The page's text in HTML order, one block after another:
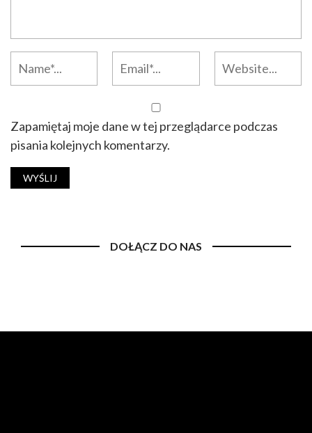
Zapamiętaj moje dane w tej przeglądarce podczas
pisania kolejnych komentarzy.
DOŁĄCZ DO NAS